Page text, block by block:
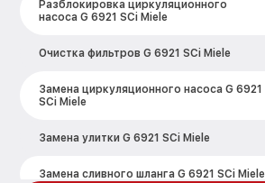
Разблокировка циркуляционного
насоса G 6921 SCi Miele
Очистка фильтров G 6921 SCi Miele
Замена циркуляционного насоса G 6921
SCi Miele
Замена улитки G 6921 SCi Miele
Замена сливного шланга G 6921 SCi Miele